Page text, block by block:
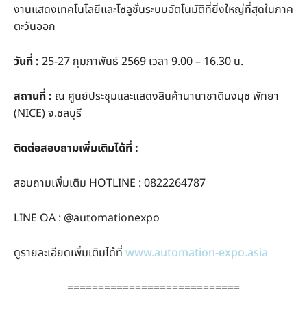
งานแสดงเทคโนโลยีและโซลูชั่นระบบอัตโนมัติที่ยิ่งใหญ่ที่สุดในภาค
ตะวันออก
วันที่ : 25-27 กุมภาพันธ์ 2569 เวลา 9.00 – 16.30 น.
สถานที่ : ณ ศูนย์ประชุมและแสดงสินค้านานาชาตินงนุช พัทยา
(NICE) จ.ชลบุรี
ติดต่อสอบถามเพิ่มเติมได้ที่ :
สอบถามเพิ่มเติม HOTLINE : 0822264787
LINE OA : @automationexpo
ดูรายละเอียดเพิ่มเติมได้ที่ www.automation-expo.asia
============================